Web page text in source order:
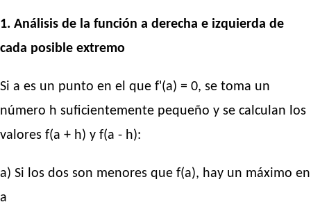
1. Análisis de la función a derecha e izquierda de
cada posible extremo
Si a es un punto en el que f'(a) = 0, se toma un
número h suficientemente pequeño y se calculan los
valores f(a + h) y f(a - h):
a) Si los dos son menores que f(a), hay un máximo en
a